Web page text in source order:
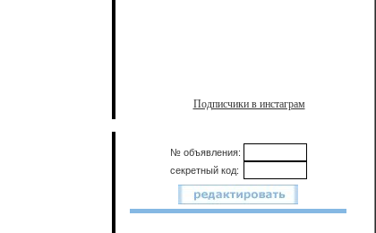
Подписчики в инстаграм
№ объявления:
секретный код: